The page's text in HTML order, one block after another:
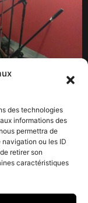
des technologies
informations des
permettra de
ou les ID
retirer son
caractéristiques
Hesat
en cours de
premier EP),
Farewell,
Manana, Fydds
le mois […]